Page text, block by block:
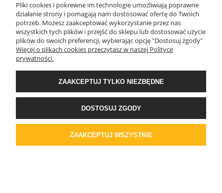
Tynk silikonowy 516 gr.1 Sandpebble 1,6mm
24.72kg
379,39 zł
Cena netto:
DO KOSZYKA
Tynk silikonowy 517 gr.2 Sandpebble 1,6mm
Pliki cookies i pokrewne im technologie umożliwiają poprawne
działanie strony i pomagają nam dostosować ofertę do Twoich
potrzeb. Możesz zaakceptować wykorzystanie przez nas
wszystkich tych plików i przejść do sklepu lub dostosować użycie
plików do swoich preferencji, wybierając opcję "Dostosuj zgody"
Więcej o plikach cookies przeczytasz w naszej Polityce
prywatności.
ZAAKCEPTUJ TYLKO NIEZBĘDNE
DOSTOSUJ ZGODY
ZAAKCEPTUJ WSZYSTKIE